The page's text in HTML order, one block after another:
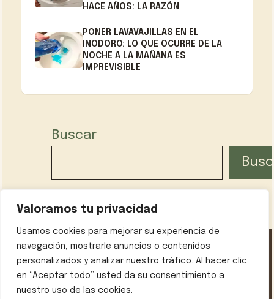
Valoramos tu privacidad
Usamos cookies para mejorar su experiencia de
navegación, mostrarle anuncios o contenidos
personalizados y analizar nuestro tráfico. Al hacer clic
en “Aceptar todo” usted da su consentimiento a
nuestro uso de las cookies.
HACE AÑOS: LA RAZÓN
PONER LAVAVAJILLAS EN EL
INODORO: LO QUE OCURRE DE LA
NOCHE A LA MAÑANA ES
IMPREVISIBLE
Buscar
Aviso legal